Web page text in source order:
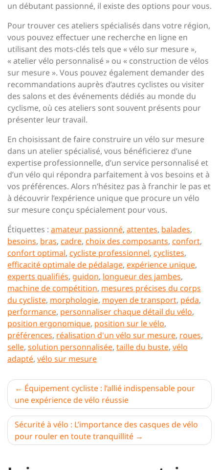
un débutant passionné, il existe des options pour vous.
Pour trouver ces ateliers spécialisés dans votre région,
vous pouvez effectuer une recherche en ligne en
utilisant des mots-clés tels que « vélo sur mesure »,
« atelier vélo personnalisé » ou « construction de vélos
sur mesure ». Vous pouvez également demander des
recommandations auprès d’autres cyclistes ou visiter
des salons et des événements dédiés au monde du
cyclisme, où ces ateliers sont souvent présents pour
présenter leur travail.
En choisissant de faire construire un vélo sur mesure
dans un atelier spécialisé, vous bénéficierez d’une
expertise professionnelle, d’un service personnalisé et
d’un vélo qui répondra parfaitement à vos besoins et à
vos préférences. Alors n’hésitez pas à franchir le pas et
à découvrir l’expérience unique que procure un vélo
sur mesure conçu spécialement pour vous.
Étiquettes : amateur passionné, attentes, balades,
besoins, bras, cadre, choix des composants, confort,
confort optimal, cycliste professionnel, cyclistes,
efficacité optimale de pédalage, expérience unique,
experts qualifiés, guidon, longueur des jambes,
machine de compétition, mesures précises du corps
du cycliste, morphologie, moyen de transport, péda,
performance, personnaliser chaque détail du vélo,
position ergonomique, position sur le vélo,
préférences, réalisation d'un vélo sur mesure, roues,
selle, solution personnalisée, taille du buste, vélo
adapté, vélo sur mesure
Navigation
de
l’article
Équipement cycliste : l’allié indispensable pour
une expérience de vélo réussie
Sécurité à vélo : L’importance des casques de vélo
pour rouler en toute tranquillité